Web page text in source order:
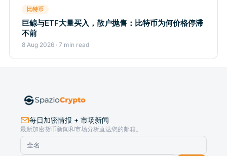
比特币
巨鲸与ETF大量买入，散户抛售：比特币为何价格停滞
不前
8 Aug 2026 · 7 min read
每日加密情报 + 市场新闻
最新加密货币新闻和市场分析直达您的邮箱。